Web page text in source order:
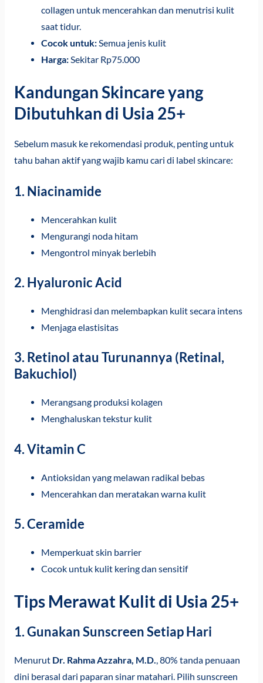
collagen untuk mencerahkan dan menutrisi kulit
saat tidur.
Cocok untuk:Semua jenis kulit
Harga:Sekitar Rp75.000
Kandungan Skincare yang
Dibutuhkan di Usia 25+
Sebelum masuk ke rekomendasi produk, penting untuk
tahu bahan aktif yang wajib kamu cari di label skincare:
1. Niacinamide
Mencerahkan kulit
Mengurangi noda hitam
Mengontrol minyak berlebih
2. Hyaluronic Acid
Menghidrasi dan melembapkan kulit secara intens
Menjaga elastisitas
3. Retinol atau Turunannya (Retinal,
Bakuchiol)
Merangsang produksi kolagen
Menghaluskan tekstur kulit
4.Vitamin C
Antioksidan yang melawan radikal bebas
Mencerahkan dan meratakan warna kulit
5.Ceramide
Memperkuat skin barrier
Cocok untuk kulit kering dan sensitif
Tips Merawat Kulit di Usia 25+
1.Gunakan Sunscreen Setiap Hari
Menurut Dr. Rahma Azzahra, M.D., 80% tanda penuaan
dini berasal dari paparan sinar matahari. Pilih sunscreen